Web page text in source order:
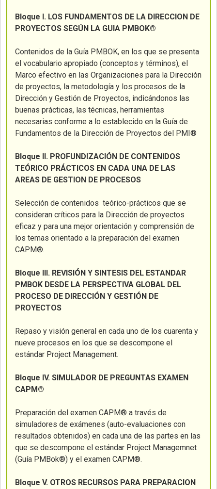
Bloque I. LOS FUNDAMENTOS DE LA DIRECCION DE
PROYECTOS SEGÚN LA GUIA PMBOK®
Contenidos de la Guía PMBOK, en los que se presenta
el vocabulario apropiado (conceptos y términos), el
Marco efectivo en las Organizaciones para la Dirección
de proyectos, la metodología y los procesos de la
Dirección y Gestión de Proyectos, indicándonos las
buenas prácticas, las técnicas, herramientas
necesarias conforme a lo establecido en la Guía de
Fundamentos de la Dirección de Proyectos del PMI®
Bloque II. PROFUNDIZACIÓN DE CONTENIDOS
TEÓRICO PRÁCTICOS EN CADA UNA DE LAS
AREAS DE GESTION DE PROCESOS
Selección de contenidos teórico-prácticos que se
consideran críticos para la Dirección de proyectos
eficaz y para una mejor orientación y comprensión de
los temas orientado a la preparación del examen
CAPM®.
Bloque III. REVISIÓN Y SINTESIS DEL ESTANDAR
PMBOK DESDE LA PERSPECTIVA GLOBAL DEL
PROCESO DE DIRECCIÓN Y GESTIÓN DE
PROYECTOS
Repaso y visión general en cada uno de los cuarenta y
nueve procesos en los que se descompone el
estándar Project Management.
Bloque IV. SIMULADOR DE PREGUNTAS EXAMEN
CAPM®
Preparación del examen CAPM® a través de
simuladores de exámenes (auto-evaluaciones con
resultados obtenidos) en cada una de las partes en las
que se descompone el estándar Project Managemnet
(Guía PMBok®) y el examen CAPM®.
Bloque V. OTROS RECURSOS PARA PREPARACION